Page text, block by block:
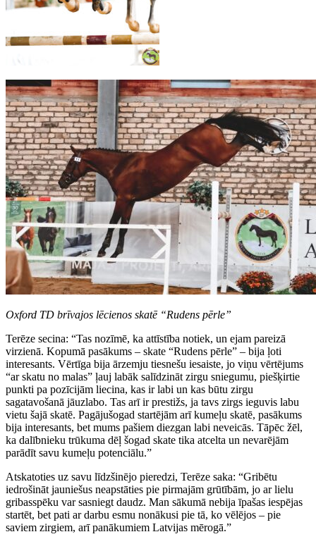
Oxford TD brīvajos lēcienos skatē “Rudens pērle”
Terēze secina: “Tas nozīmē, ka attīstība notiek, un ejam pareizā
virzienā. Kopumā pasākums – skate “Rudens pērle” – bija ļoti
interesants. Vērtīga bija ārzemju tiesnešu iesaiste, jo viņu vērtējums
“ar skatu no malas” ļauj labāk salīdzināt zirgu sniegumu, piešķirtie
punkti pa pozīcijām liecina, kas ir labi un kas būtu zirgu
sagatavošanā jāuzlabo. Tas arī ir prestižs, ja tavs zirgs ieguvis labu
vietu šajā skatē. Pagājušogad startējām arī kumeļu skatē, pasākums
bija interesants, bet mums pašiem diezgan labi neveicās. Tāpēc žēl,
ka dalībnieku trūkuma dēļ šogad skate tika atcelta un nevarējām
parādīt savu kumeļu potenciālu.”
Atskatoties uz savu līdzšinējo pieredzi, Terēze saka: “Gribētu
iedrošināt jauniešus neapstāties pie pirmajām grūtībām, jo ar lielu
gribasspēku var sasniegt daudz. Man sākumā nebija īpašas iespējas
startēt, bet pati ar darbu esmu nonākusi pie tā, ko vēlējos – pie
saviem zirgiem, arī panākumiem Latvijas mērogā.”